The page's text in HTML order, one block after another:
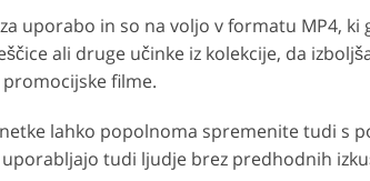
Modeli oblačil, ustvarjeni z
umetno inteligenco
Celotni paketi prekrivanj
uporabo in so na voljo v formatu MP4,
ali druge učinke iz kolekcije, da
filme.
lahko popolnoma spremenite tudi s
tudi ljudje brez predhodnih